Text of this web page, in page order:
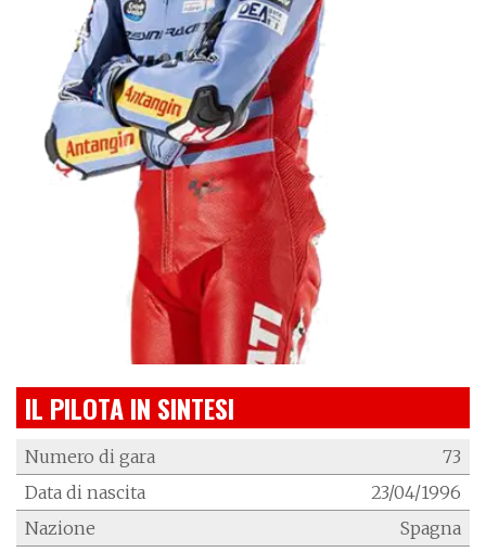
IL PILOTA IN SINTESI
Numero di gara
73
Data di nascita
23/04/1996
Nazione
Spagna